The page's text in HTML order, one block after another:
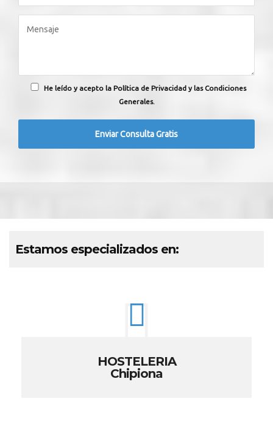
He leído y acepto la Política de Privacidad y las Condiciones
Generales.
Estamos especializados en:
HOSTELERIA
Chipiona